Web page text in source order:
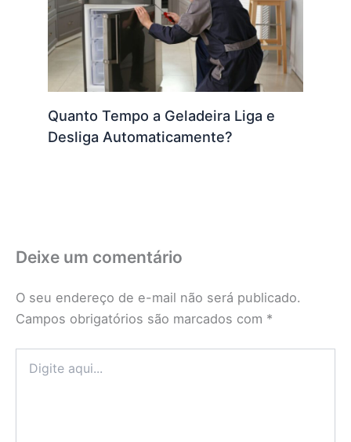
Quanto Tempo a Geladeira Liga e
Desliga Automaticamente?
Deixe um comentário
O seu endereço de e-mail não será publicado.
Campos obrigatórios são marcados com *
aqui...